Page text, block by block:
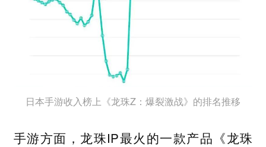
日本手游收入榜上《龙珠Z：爆裂激战》的排名推移
手游方面，龙珠IP最火的一款产品《龙珠